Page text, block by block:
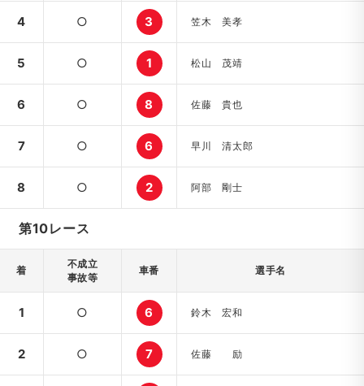
4 ○ 3 笠木 美孝
5 ○ 1 松山 茂靖
6 ○ 8 佐藤 貴也
7 ○ 6 早川 清太郎
8 ○ 2 阿部 剛士
第10レース
着
不成立
事故等
車番 選手名
1 ○ 6 鈴木 宏和
2 ○ 7 佐藤 励